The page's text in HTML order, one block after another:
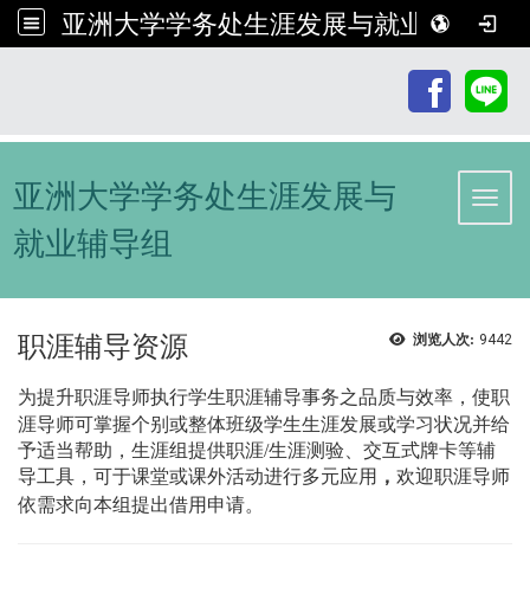
亚洲大学学务处生涯发展与就业辅导组
亚洲大学学务处生涯发展与
就业辅导组
浏览人次: 9442
职涯辅导资源
为提升职涯导师执行学生职涯辅导事务之品质与效率，使职
涯导师可掌握个别或整体班级学生生涯发展或学习状况并给
予适当帮助，生涯组提供职涯/生涯测验、交互式牌卡等辅
导工具，可于课堂或课外活动进行多元应用 ， 欢迎职涯导师
依需求向本组提出借用 申请。